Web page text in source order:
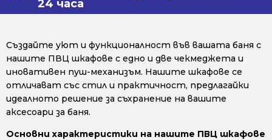
24 часа
Създайте уют и функционалност във вашата баня с
нашите ПВЦ шкафове с едно и две чекмеджета и
иновативен пуш-механизъм. Нашите шкафове се
отличават със стил и практичност, предлагайки
идеалното решение за съхранение на вашите
аксесоари за баня.
Основни характеристики на нашите ПВЦ шкафове